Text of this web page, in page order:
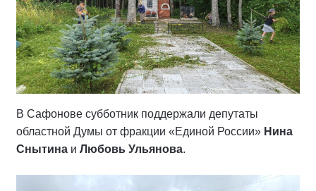
В Сафонове субботник поддержали депутаты
областной Думы от фракции «Единой России» Нина
Снытина и Любовь Ульянова.